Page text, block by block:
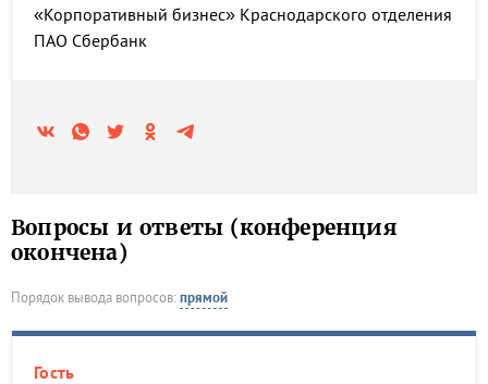
«Корпоративный бизнес» Краснодарского отделения
ПАО Сбербанк
Вопросы и ответы (конференция
окончена)
Порядок вывода вопросов:прямой
Гость